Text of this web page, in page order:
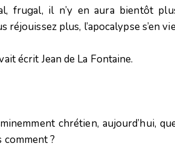
frugal, il n’y en aura bientôt
plus, l’apocalypse s’en
écrit Jean de La Fontaine.
chrétien, aujourd’hui,
comment ?